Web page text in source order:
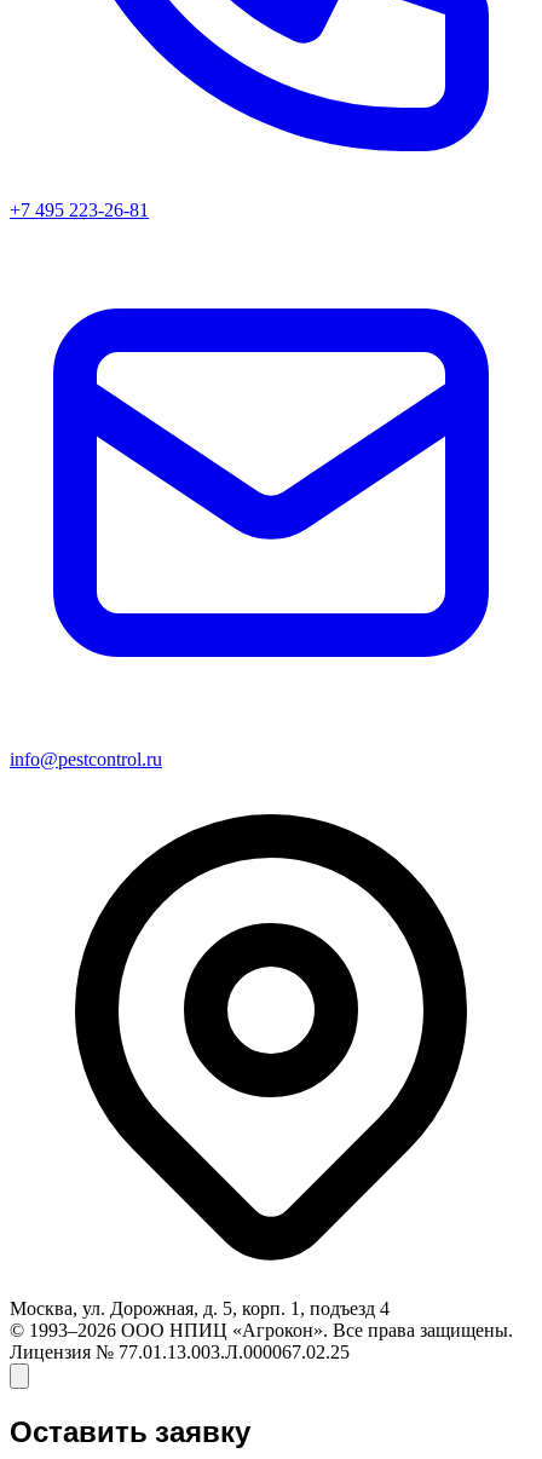
+7 495 223-26-81
info@pestcontrol.ru
Москва, ул. Дорожная, д. 5, корп. 1, подъезд 4
© 1993–2026 ООО НПИЦ «Агрокон». Все права защищены.
Лицензия № 77.01.13.003.Л.000067.02.25
Оставить заявку